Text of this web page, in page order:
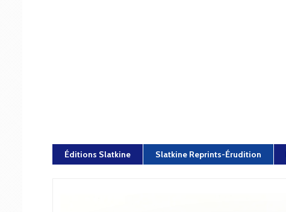
Éditions Slatkine Slatkine Reprints-Érudition